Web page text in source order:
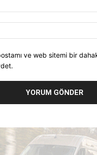
ve web sitemi bir